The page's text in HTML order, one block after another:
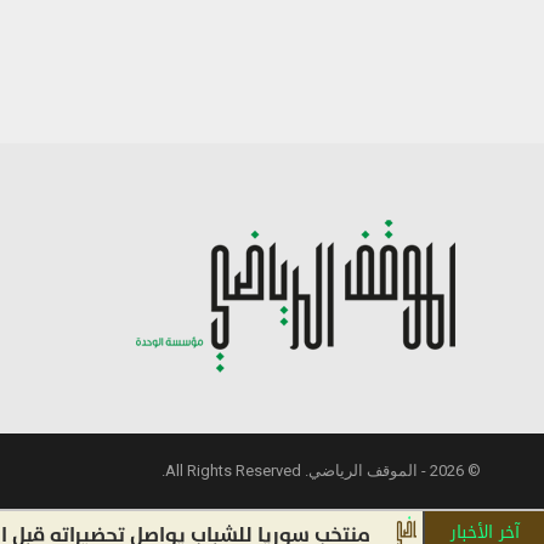
© 2026 - الموقف الرياضي. All Rights Reserved.
آخر الأخبار منتخب سوريا للشباب يواصل تحضيراته قبل